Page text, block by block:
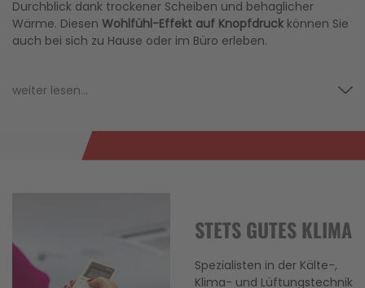
Durchblick dank trockener Scheiben und behaglicher
Wärme. Diesen Wohlfühl-Effekt auf Knopfdruck können Sie
auch bei sich zu Hause oder im Büro erleben.
weiter lesen...
STETS GUTES KLIMA
Spezialisten in der Kälte-,
Klima- und Lüftungstechnik